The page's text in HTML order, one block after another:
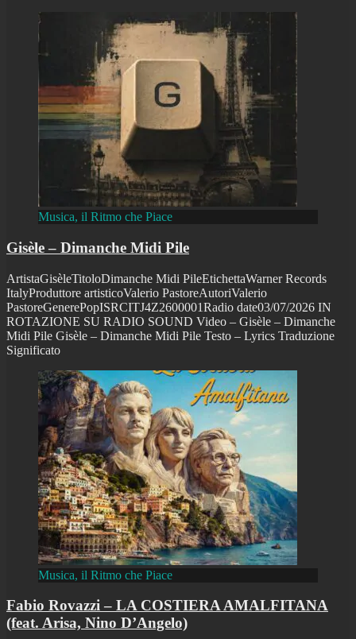
Musica, il Ritmo che Piace
Gisèle – Dimanche Midi Pile
ArtistaGisèleTitoloDimanche Midi PileEtichettaWarner Records
ItalyProduttore artisticoValerio PastoreAutoriValerio
PastoreGenerePopISRCITJ4Z2600001Radio date03/07/2026 IN
ROTAZIONE SU RADIO SOUND Video – Gisèle – Dimanche
Midi Pile Gisèle – Dimanche Midi Pile Testo – Lyrics Traduzione
Significato
Musica, il Ritmo che Piace
Fabio Rovazzi – LA COSTIERA AMALFITANA
(feat. Arisa, Nino D’Angelo)